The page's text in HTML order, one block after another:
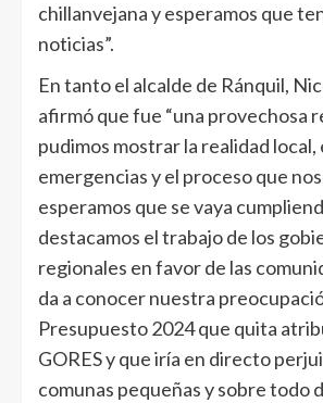
chillanvejana y esperamos que
noticias”.
En tanto el alcalde de Ránquil,
afirmó que fue “una provechosa
pudimos mostrar la realidad local,
emergencias y el proceso que
esperamos que se vaya
destacamos el trabajo de los
regionales en favor de las
da a conocer nuestra
Presupuesto 2024 que quita
GORES y que iría en directo
comunas pequeñas y sobre todo